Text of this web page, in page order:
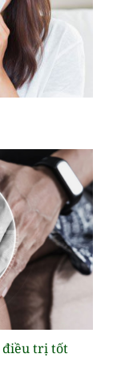
điều trị tốt